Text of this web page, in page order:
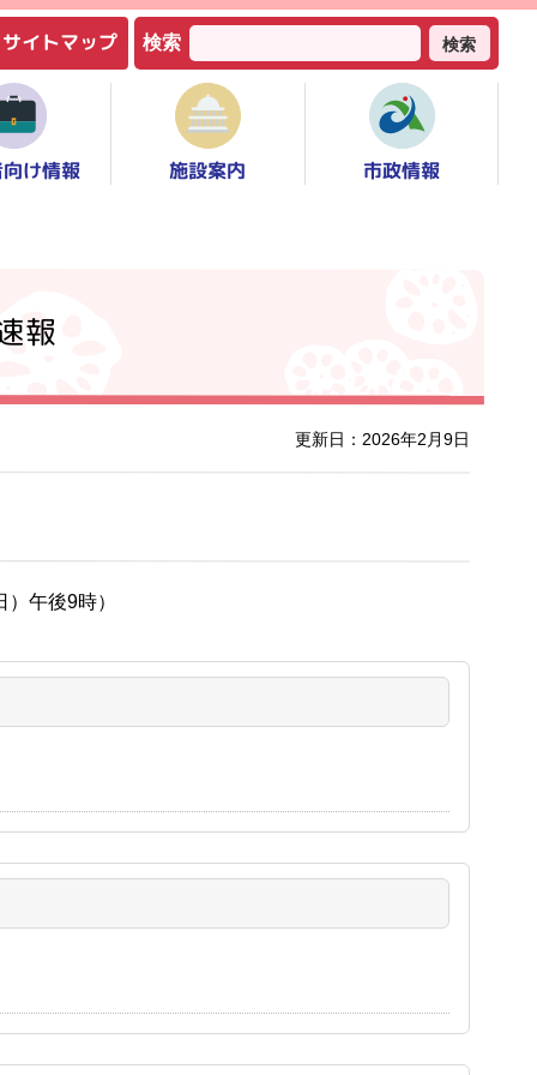
サイトマップ 検索 検索
け情報 施設案内 市政情報
報
更新日：2026年2月9日
午後9時）